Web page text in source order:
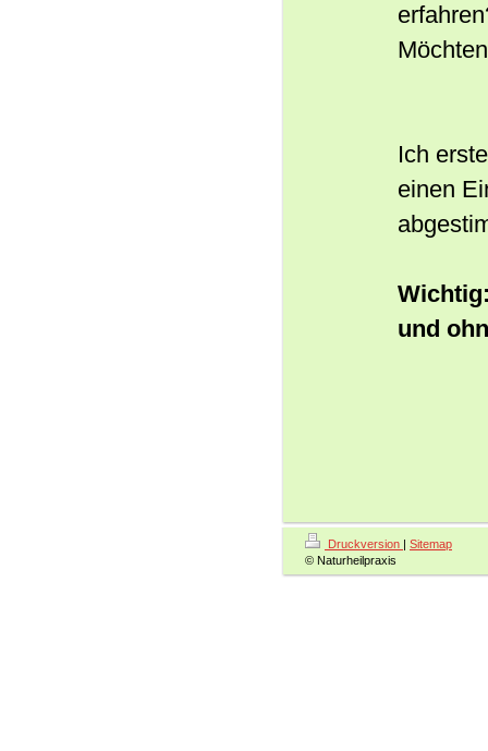
Ich
einen
und
Druckversion | Sitemap
© Naturheilpraxis